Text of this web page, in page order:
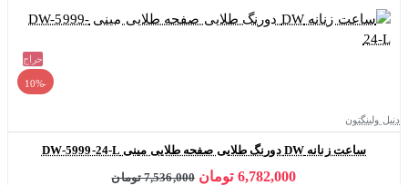
حراج
-10%
دنیل ولینگتون
ساعت زنانه DW دورنگ طلایی صفحه طلایی مینی DW-5999-24-L
6,782,000 تومان 7,536,000 تومان